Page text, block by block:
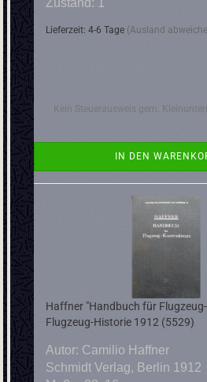
Zustand: 1
Lieferzeit: 4-6 Tage (Ausland
Kein Steuerausweis gem.
IN DEN
Haffner "Handbuch für
Flugzeug-Historie 1912 (5529)
Autor: Camilio Haffner
Schmidt Verlag, Berlin 1912